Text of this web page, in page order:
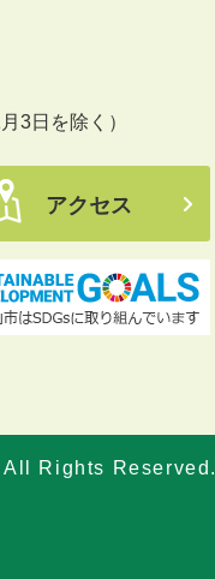
3日を除く）
アクセス
Rights Reserved.